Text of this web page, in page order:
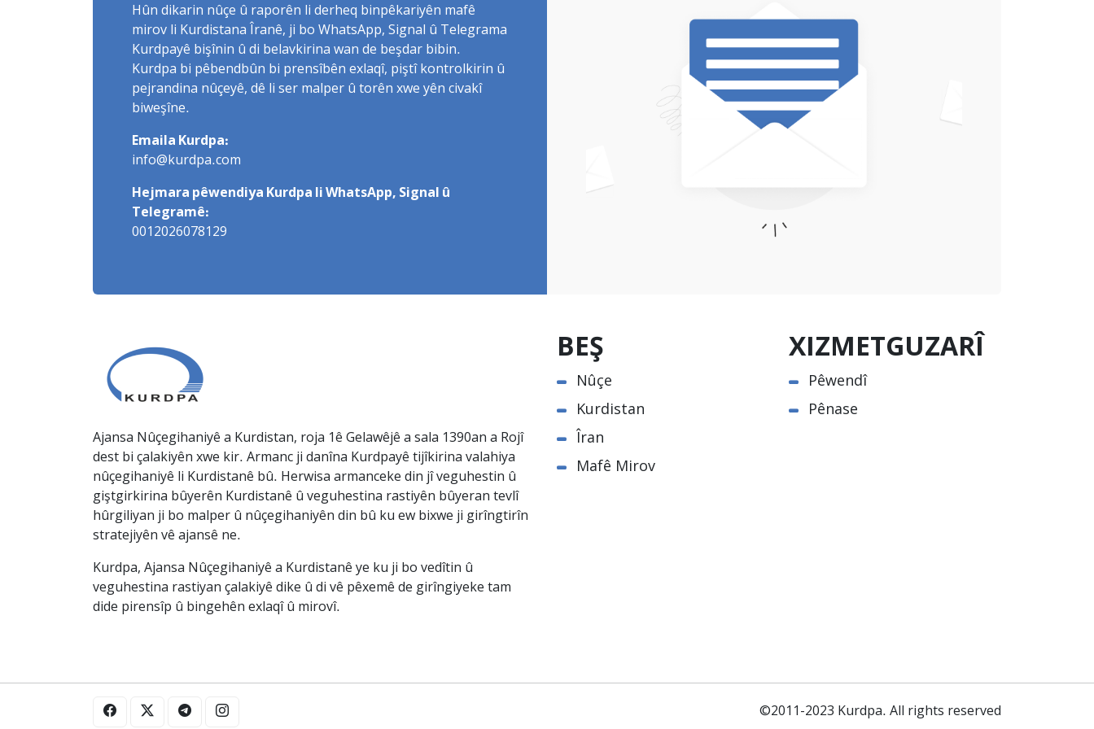
Hûn dikarin nûçe û raporên li derheq binpêkariyên mafê
mirov li Kurdistana Îranê, ji bo WhatsApp, Signal û Telegrama
Kurdpayê bişînin û di belavkirina wan de beşdar bibin.
Kurdpa bi pêbendbûn bi prensîbên exlaqî, piştî kontrolkirin û
pejrandina nûçeyê, dê li ser malper û torên xwe yên civakî
biweşîne.
Emaila Kurdpa:
info@kurdpa.com
Hejmara pêwendiya Kurdpa li WhatsApp, Signal û
Telegramê:
0012026078129
Ajansa Nûçegihaniyê a Kurdistan, roja 1ê Gelawêjê a sala 1390an a Rojî
dest bi çalakiyên xwe kir. Armanc ji danîna Kurdpayê tijîkirina valahiya
nûçegihaniyê li Kurdistanê bû. Herwisa armanceke din jî veguhestin û
giştgirkirina bûyerên Kurdistanê û veguhestina rastiyên bûyeran tevlî
hûrgiliyan ji bo malper û nûçegihaniyên din bû ku ew bixwe ji girîngtirîn
stratejiyên vê ajansê ne.
Kurdpa, Ajansa Nûçegihaniyê a Kurdistanê ye ku ji bo vedîtin û
veguhestina rastiyan çalakiyê dike û di vê pêxemê de girîngiyeke tam
dide pirensîp û bingehên exlaqî û mirovî.
BEŞ
Nûçe
Kurdistan
Îran
Mafê Mirov
XIZMETGUZARÎ
Pêwendî
Pênase
©2011-2023 Kurdpa. All rights reserved